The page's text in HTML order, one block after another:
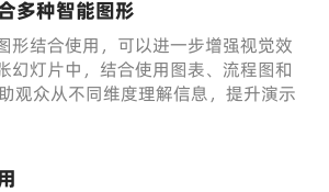
多种智能图形
形结合使用，可以进一步增强视觉效
幻灯片中，结合使用图表、流程图和
观众从不同维度理解信息，提升演示